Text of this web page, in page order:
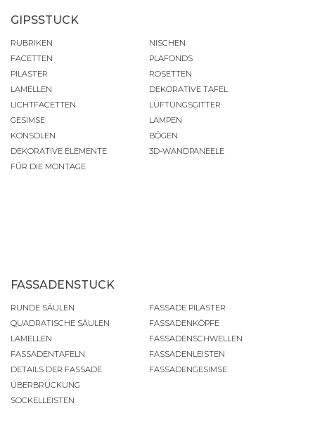
GIPSSTUCK
RUBRIKEN
FACETTEN
PILASTER
LAMELLEN
LICHTFACETTEN
GESIMSE
KONSOLEN
DEKORATIVE ELEMENTE
FÜR DIE MONTAGE
NISCHEN
PLAFONDS
ROSETTEN
DEKORATIVE TAFEL
LÜFTUNGSGITTER
LAMPEN
BÖGEN
3D-WANDPANEELE
FASSADENSTUCK
RUNDE SÄULEN
QUADRATISCHE SÄULEN
LAMELLEN
FASSADENTAFELN
DETAILS DER FASSADE
ÜBERBRÜCKUNG
SOCKELLEISTEN
FASSADE PILASTER
FASSADENKÖPFE
FASSADENSCHWELLEN
FASSADENLEISTEN
FASSADENGESIMSE